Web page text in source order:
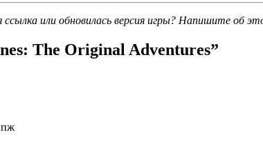
ссылка или обновилась версия игры? Напишите об
The Original Adventures”
пж